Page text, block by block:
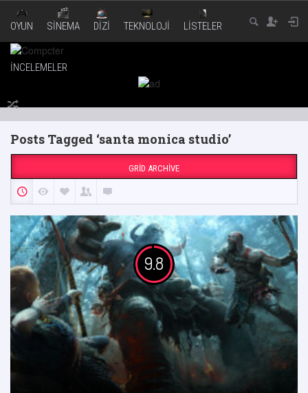
OYUN SINEMA DIZI TEKNOLOJI LISTELER
İNCELEMELER
Posts Tagged ‘santa monica studio’
GRID ARCHIVE
9.8